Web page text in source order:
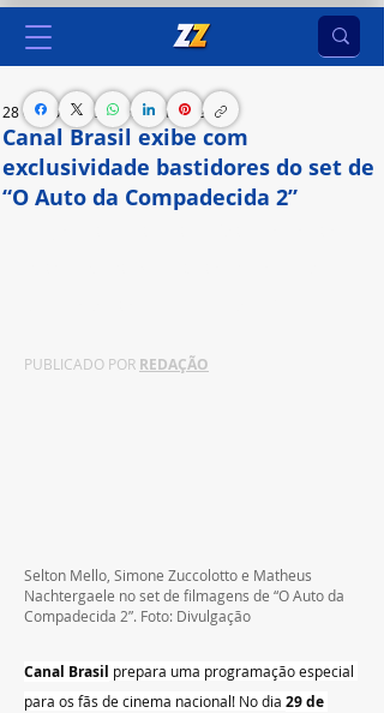
Canal Brasil exibe com
exclusividade bastidores do set de
“O Auto da Compadecida 2”
28 de nov. de 2024 3 min de leitura
PUBLICADO POR REDAÇÃO
Selton Mello, Simone Zuccolotto e Matheus
Nachtergaele no set de filmagens de “O Auto da
Compadecida 2”. Foto: Divulgação
Canal Brasil prepara uma programação especial
para os fãs de cinema nacional! No dia 29 de